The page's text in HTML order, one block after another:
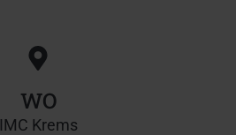
WO
IMC Krems